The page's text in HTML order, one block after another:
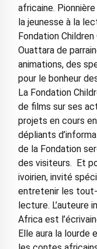
africaine.
la jeunesse à la
Fondation
Ouattara de
animations, des
pour le bonheur
La Fondation
de films sur ses
projets en cours
dépliants
de la Fondation
des visiteurs. Et
ivoirien, invité
entretenir les
lecture. L’auteure
Africa est
Elle aura la